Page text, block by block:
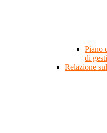
Piano
di
Relazione